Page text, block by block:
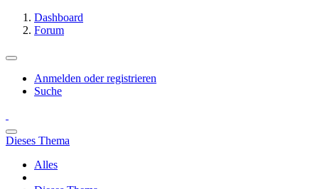
Dashboard
Forum
Anmelden oder registrieren
Suche
Dieses Thema
Alles